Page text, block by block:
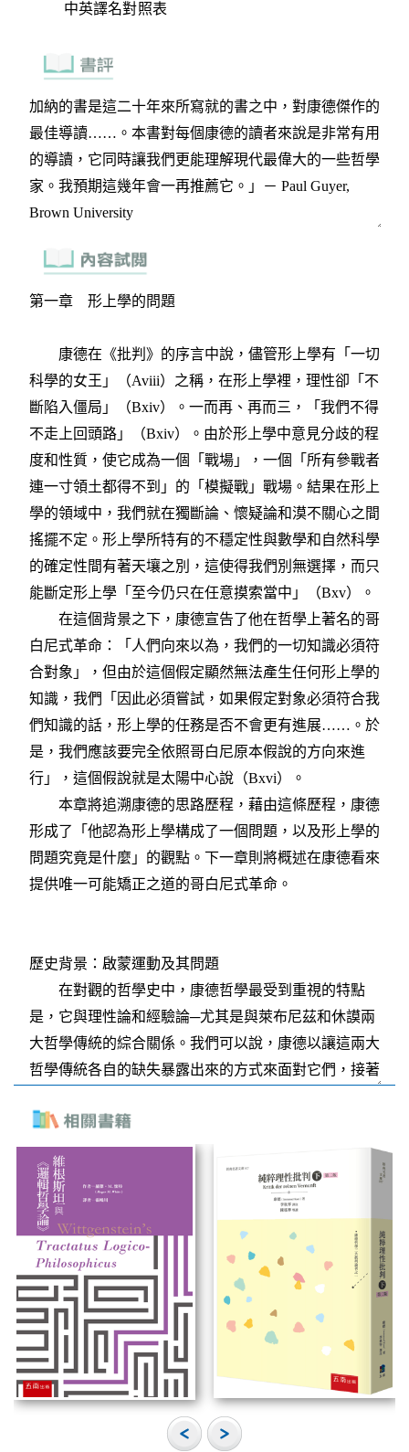
中英譯名對照表